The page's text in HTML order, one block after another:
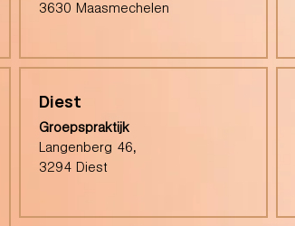
3630 Maasmechelen
Diest
Groepspraktijk
Langenberg 46,
3294 Diest